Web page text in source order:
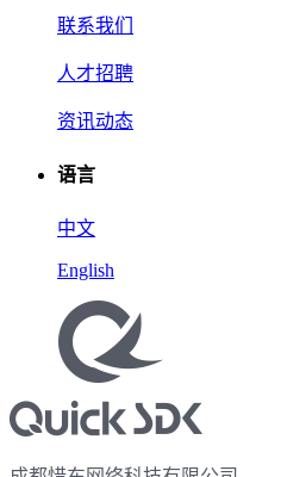
联系我们
人才招聘
资讯动态
语言
中文
English